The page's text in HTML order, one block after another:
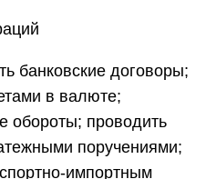
банковские договоры;
в валюте;
обороты; проводить
поручениями;
импортным